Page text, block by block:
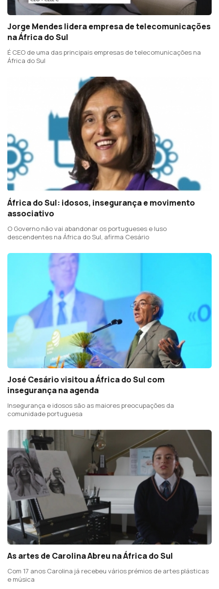
Jorge Mendes lidera empresa de telecomunicações
na África do Sul
É CEO de uma das principais empresas de telecomunicações na
África do Sul
África do Sul: idosos, insegurança e movimento
associativo
O Governo não vai abandonar os portugueses e luso
descendentes na África do Sul, afirma Cesário
José Cesário visitou a África do Sul com
insegurança na agenda
Insegurança e idosos são as maiores preocupações da
comunidade portuguesa
As artes de Carolina Abreu na África do Sul
Com 17 anos Carolina já recebeu vários prémios de artes plásticas
e música